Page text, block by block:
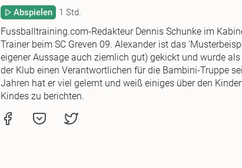
Abspielen 1 Std.
Fussballtraining.com-Redakteur Dennis Schunke im
Trainer beim SC Greven 09. Alexander ist das
eigener Aussage auch ziemlich gut) gekickt und wurde
der Klub einen Verantwortlichen für die Bambini-Truppe
Jahren hat er viel gelernt und weiß einiges über den
Kindes zu berichten.